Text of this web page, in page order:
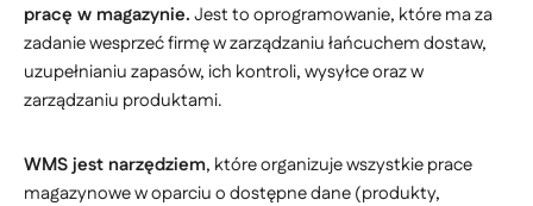
pracę w magazynie.Jest to oprogramowanie, które ma za
zadanie wesprzeć firmę w zarządzaniu łańcuchem dostaw,
uzupełnianiu zapasów, ich kontroli, wysyłce oraz w
zarządzaniu produktami.
WMS jest narzędziem, które organizuje wszystkie prace
magazynowe w oparciu o dostępne dane (produkty,